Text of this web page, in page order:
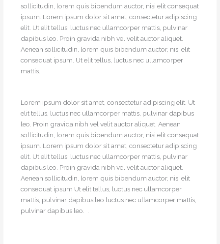
sollicitudin, lorem quis bibendum auctor, nisi elit consequat
ipsum. Lorem ipsum dolor sit amet, consectetur adipiscing
elit. Ut elit tellus, luctus nec ullamcorper mattis, pulvinar
dapibus leo. Proin gravida nibh vel velit auctor aliquet.
Aenean sollicitudin, lorem quis bibendum auctor, nisi elit
consequat ipsum. Ut elit tellus, luctus nec ullamcorper
mattis.
Lorem ipsum dolor sit amet, consectetur adipiscing elit. Ut
elit tellus, luctus nec ullamcorper mattis, pulvinar dapibus
leo. Proin gravida nibh vel velit auctor aliquet. Aenean
sollicitudin, lorem quis bibendum auctor, nisi elit consequat
ipsum. Lorem ipsum dolor sit amet, consectetur adipiscing
elit. Ut elit tellus, luctus nec ullamcorper mattis, pulvinar
dapibus leo. Proin gravida nibh vel velit auctor aliquet.
Aenean sollicitudin, lorem quis bibendum auctor, nisi elit
consequat ipsum Ut elit tellus, luctus nec ullamcorper
mattis, pulvinar dapibus leo luctus nec ullamcorper mattis,
pulvinar dapibus leo. .